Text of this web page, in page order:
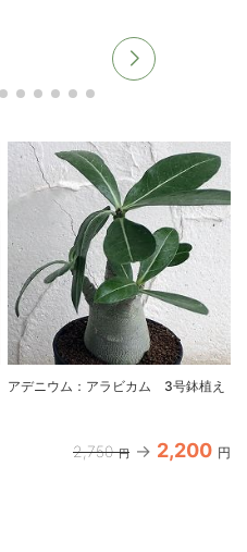
アデニウム：アラビカム 3号鉢植え
2,750 円 2,200 円